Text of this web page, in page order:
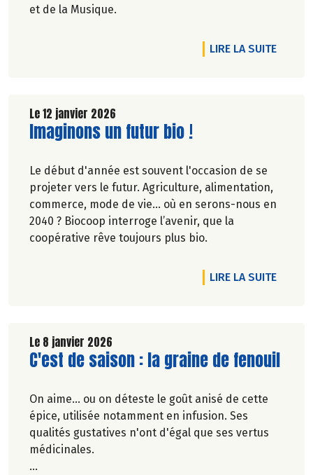
et de la Musique.
LIRE LA SUITEDE
Le 12 janvier 2026
Lire la suite de l'article
Imaginons un futur bio !
Le début d'année est souvent l'occasion de se
projeter vers le futur. Agriculture, alimentation,
commerce, mode de vie… où en serons-nous en
2040 ? Biocoop interroge l’avenir, que la
coopérative rêve toujours plus bio.
LIRE LA SUITEDE
Le 8 janvier 2026
Lire la suite de l'article
C'est de saison : la graine de fenouil
On aime... ou on déteste le goût anisé de cette
épice, utilisée notamment en infusion. Ses
qualités gustatives n'ont d'égal que ses vertus
médicinales.